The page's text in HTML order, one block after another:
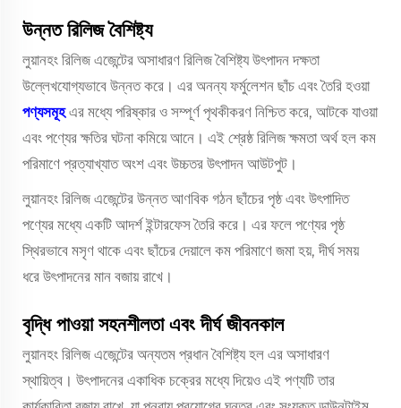
উন্নত রিলিজ বৈশিষ্ট্য
লুয়ানহং রিলিজ এজেন্টের অসাধারণ রিলিজ বৈশিষ্ট্য উৎপাদন দক্ষতা
উল্লেখযোগ্যভাবে উন্নত করে। এর অনন্য ফর্মুলেশন ছাঁচ এবং তৈরি হওয়া
পণ্যসমূহএর মধ্যে পরিষ্কার ও সম্পূর্ণ পৃথকীকরণ নিশ্চিত করে, আটকে যাওয়া
এবং পণ্যের ক্ষতির ঘটনা কমিয়ে আনে। এই শ্রেষ্ঠ রিলিজ ক্ষমতা অর্থ হল কম
পরিমাণে প্রত্যাখ্যাত অংশ এবং উচ্চতর উৎপাদন আউটপুট।
লুয়ানহং রিলিজ এজেন্টের উন্নত আণবিক গঠন ছাঁচের পৃষ্ঠ এবং উৎপাদিত
পণ্যের মধ্যে একটি আদর্শ ইন্টারফেস তৈরি করে। এর ফলে পণ্যের পৃষ্ঠ
স্থিরভাবে মসৃণ থাকে এবং ছাঁচের দেয়ালে কম পরিমাণে জমা হয়, দীর্ঘ সময়
ধরে উৎপাদনের মান বজায় রাখে।
বৃদ্ধি পাওয়া সহনশীলতা এবং দীর্ঘ জীবনকাল
লুয়ানহং রিলিজ এজেন্টের অন্যতম প্রধান বৈশিষ্ট্য হল এর অসাধারণ
স্থায়িত্ব। উৎপাদনের একাধিক চক্রের মধ্যে দিয়েও এই পণ্যটি তার